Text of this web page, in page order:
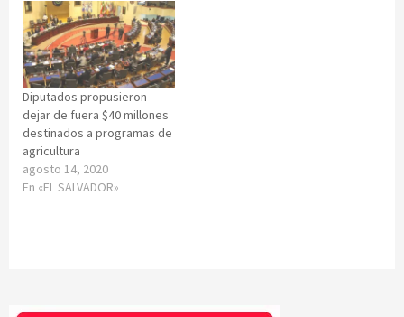
Diputados propusieron
dejar de fuera $40 millones
destinados a programas de
agricultura
agosto 14, 2020
En «EL SALVADOR»